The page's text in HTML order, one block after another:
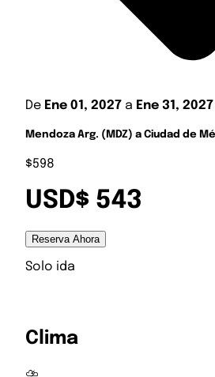
De Ene 01, 2027 a Ene 31, 2027
Mendoza Arg. (MDZ) a Ciudad de
$598
USD$ 543
Reserva Ahora
Solo ida
Clima
⛈️